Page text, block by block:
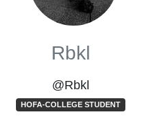
Rbkl
@Rbkl
HOFA-COLLEGE STUDENT